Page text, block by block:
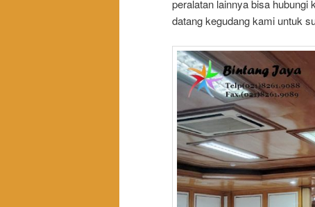
peralatan lainnya bisa hubungi
datang kegudang kami untuk